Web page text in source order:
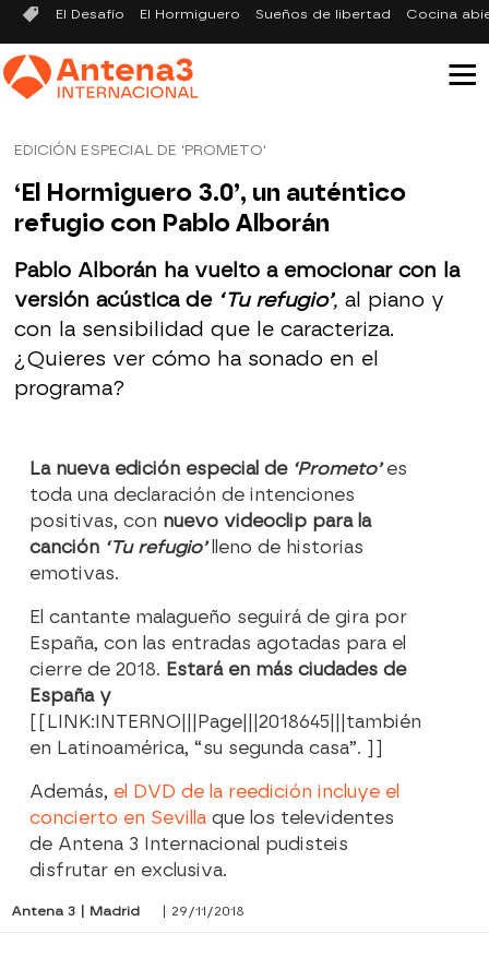
El Desafío El Hormiguero Sueños de libertad Cocina
EDICIÓN ESPECIAL DE 'PROMETO'
‘El Hormiguero 3.0’, un auténtico
refugio con Pablo Alborán
Pablo Alborán ha vuelto a emocionar con la
versión acústica de ‘Tu refugio’, al piano y
con la sensibilidad que le caracteriza.
¿Quieres ver cómo ha sonado en el
programa?
La nueva edición especial de ‘Prometo’es
toda una declaración de intenciones
positivas, con nuevo videoclip para la
canción ‘Tu refugio’lleno de historias
emotivas.
El cantante malagueño seguirá de gira por
España, con las entradas agotadas para el
cierre de 2018. Estará en más ciudades de
España y
[[LINK:INTERNO|||Page|||2018645|||también
en Latinoamérica, “su segunda casa”. ]]
Además, el DVD de la reedición incluye el
concierto en Sevillaque los televidentes
de Antena 3 Internacional pudisteis
disfrutar en exclusiva.
Antena 3 | Madrid | 29/11/2018